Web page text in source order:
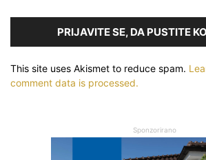
PRIJAVITE SE, DA PUSTITE
This site uses Akismet to reduce spam.
comment data is processed.
Sponzorirano